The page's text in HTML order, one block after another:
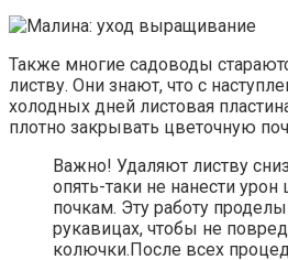
Также многие садоводы
листву. Они знают, что с
холодных дней листовая
плотно закрывать цветочную
Важно! Удаляют листву
опять-таки не нанести
почкам. Эту работу
рукавицах, чтобы не
колючки.После всех